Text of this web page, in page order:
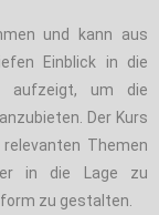
und kann aus
Einblick in die
aufzeigt, um die
Der Kurs
Themen
in die Lage zu
zu gestalten.